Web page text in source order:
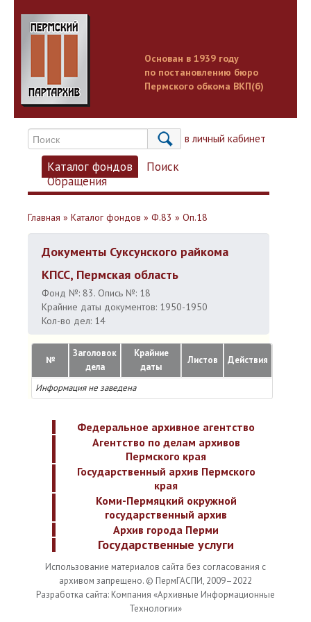
Основан в 1939 году
по постановлению бюро
Пермского обкома ВКП(б)
Вход в личный кабинет
Каталог фондов
Поиск
Обращения
Главная » Каталог фондов » Ф.83 » Оп.18
Документы Суксунского райкома
КПСС, Пермская область
Фонд №: 83. Опись №: 18
Крайние даты документов: 1950-1950
Кол-во дел: 14
№
Заголовок
дела
Крайние
даты
Листов Действия
Информация не заведена
Федеральное архивное агентство
Агентство по делам архивов
Пермского края
Государственный архив Пермского
края
Коми-Пермяцкий окружной
государственный архив
Архив города Перми
Государственные услуги
Использование материалов сайта без согласования с
архивом запрещено. © ПермГАСПИ, 2009–2022
Разработка сайта: Компания «Архивные Информационные
Технологии»